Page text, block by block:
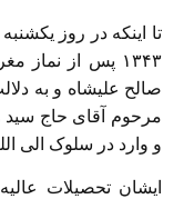
۱۳۴۳ پس از
صالح علیشاه و به
مرحوم آقای حاج سید
و وارد در سلوک الی
ایشان تحصیلات